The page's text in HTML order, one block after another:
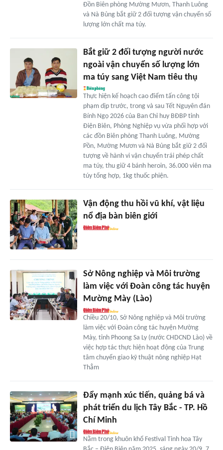
Đồn Biên phòng Mường Mươn, Thanh Luông
và Nà Bủng bắt giữ 2 đối tượng vận chuyển số
lượng lớn chất ma túy.
Bắt giữ 2 đối tượng người nước
ngoài vận chuyển số lượng lớn
ma túy sang Việt Nam tiêu thụ
Thực hiện kế hoạch cao điểm tấn công tội
phạm dịp trước, trong và sau Tết Nguyên đán
Bính Ngọ 2026 của Ban Chỉ huy BĐBP tỉnh
Điện Biên, Phòng Nghiệp vụ vừa phối hợp với
các đồn Biên phòng Thanh Luông, Mường
Pồn, Mường Mươn và Nà Bủng bắt giữ 2 đối
tượng về hành vi vận chuyển trái phép chất
ma túy, thu giữ 4 bánh heroin, 36.000 viên ma
túy tổng hợp, 1kg thuốc phiện.
Vận động thu hồi vũ khí, vật liệu
nổ địa bàn biên giới
Sở Nông nghiệp và Môi trường
làm việc với Đoàn công tác huyện
Mường Mày (Lào)
Chiều 20/10, Sở Nông nghiệp và Môi trường
làm việc với Đoàn công tác huyện Mường
Mày, tỉnh Phoong Sa Ly (nước CHDCND Lào) về
việc hợp tác thực hiện hoạt động của Trung
tâm chuyển giao kỹ thuật nông nghiệp Hạt
Thẳm
Đẩy mạnh xúc tiến, quảng bá và
phát triển du lịch Tây Bắc - TP. Hồ
Chí Minh
Nằm trong khuôn khổ Festival Tinh hoa Tây